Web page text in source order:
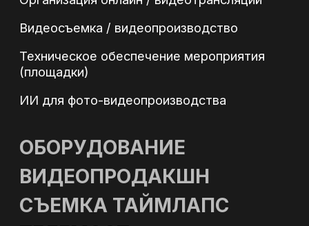
Адрес: г. Москва, ул. Полярная 27, к.4
Email: 89255009673@mail.ru
конфиденциальности
Оставить заявку